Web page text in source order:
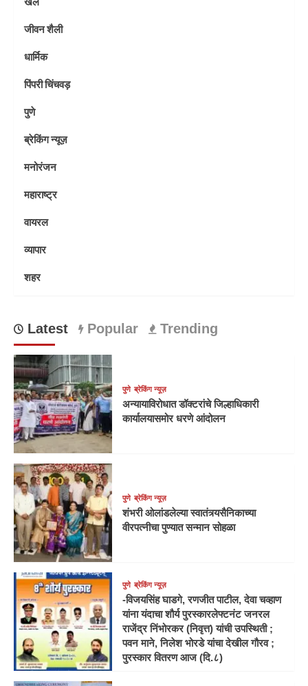
जीवन शैली
धार्मिक
पिंपरी चिंचवड़
पुणे
ब्रेकिंग न्यूज़
मनोरंजन
महाराष्ट्र
वायरल
व्यापार
शहर
Latest Popular Trending
पुणे ब्रेकिंग न्यूज़
अन्यायाविरोधात डॉक्टरांचे जिल्हाधिकारी
कार्यालयासमोर धरणे आंदोलन
पुणे ब्रेकिंग न्यूज़
शंभरी ओलांडलेल्या स्वातंत्र्यसैनिकाच्या
वीरपत्नीचा पुण्यात सन्मान सोहळा
पुणे ब्रेकिंग न्यूज़
-विजयसिंह घाडगे, रणजीत पाटील, देवा चव्हाण
यांना यंदाचा शौर्य पुरस्कारलेफ्टनंट जनरल
राजेंद्र निंभोरकर (निवृत्त) यांची उपस्थिती ;
पवन माने, निलेश भोरडे यांचा देखील गौरव ;
पुरस्कार वितरण आज (दि.८)